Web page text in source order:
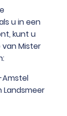
u in een
kunt u
Mister
Amstel
Landsmeer